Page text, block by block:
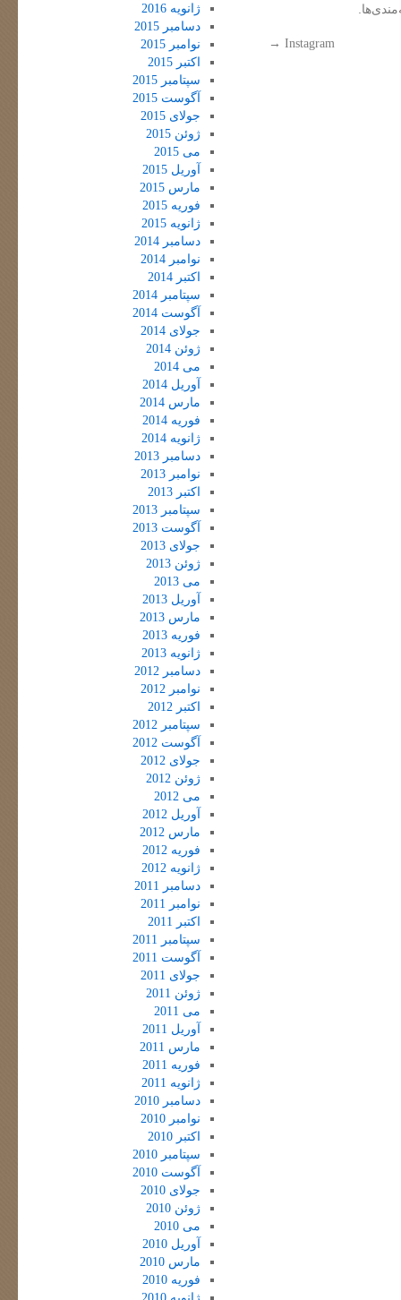
Instagram
→
ژانویه 2016
دسامبر 2015
نوامبر 2015
اکتبر 2015
سپتامبر 2015
آگوست 2015
جولای 2015
ژوئن 2015
می 2015
آوریل 2015
مارس 2015
فوریه 2015
ژانویه 2015
دسامبر 2014
نوامبر 2014
اکتبر 2014
سپتامبر 2014
آگوست 2014
جولای 2014
ژوئن 2014
می 2014
آوریل 2014
مارس 2014
فوریه 2014
ژانویه 2014
دسامبر 2013
نوامبر 2013
اکتبر 2013
سپتامبر 2013
آگوست 2013
جولای 2013
ژوئن 2013
می 2013
آوریل 2013
مارس 2013
فوریه 2013
ژانویه 2013
دسامبر 2012
نوامبر 2012
اکتبر 2012
سپتامبر 2012
آگوست 2012
جولای 2012
ژوئن 2012
می 2012
آوریل 2012
مارس 2012
فوریه 2012
ژانویه 2012
دسامبر 2011
نوامبر 2011
اکتبر 2011
سپتامبر 2011
آگوست 2011
جولای 2011
ژوئن 2011
می 2011
آوریل 2011
مارس 2011
فوریه 2011
ژانویه 2011
دسامبر 2010
نوامبر 2010
اکتبر 2010
سپتامبر 2010
آگوست 2010
جولای 2010
ژوئن 2010
می 2010
آوریل 2010
مارس 2010
فوریه 2010